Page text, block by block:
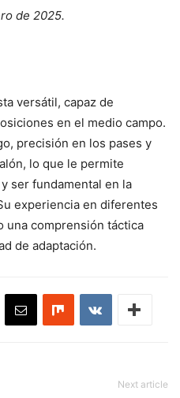
de 2025.
versátil, capaz de
en el medio campo.
precisión en los pases y
lo que le permite
ser fundamental en la
experiencia en diferentes
una comprensión táctica
de adaptación.
Next article